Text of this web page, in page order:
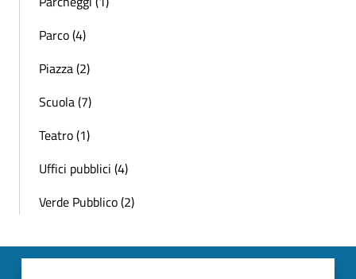
Parco (4)
Piazza (2)
Scuola (7)
Teatro (1)
Uffici pubblici (4)
Verde Pubblico (2)